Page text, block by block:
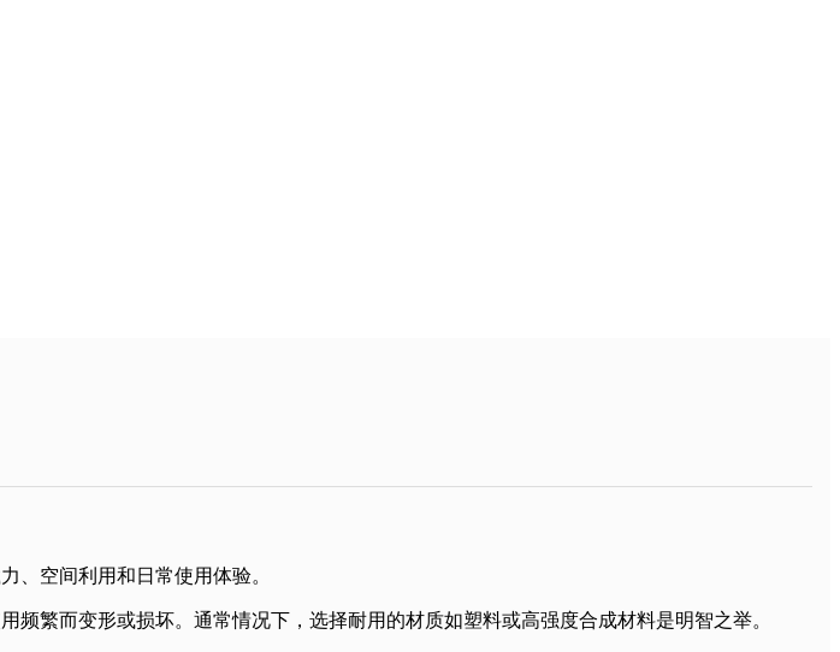
、空间利用和日常使用体验。
繁而变形或损坏。通常情况下，选择耐用的材质如塑料或高强度合成材料是明智之举。